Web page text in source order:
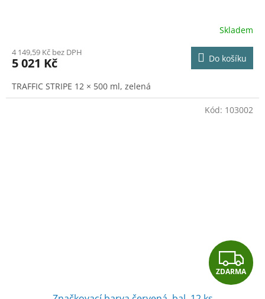
R
M
A
Skladem
4 149,59 Kč bez DPH
5 021 Kč Do košíku
TRAFFIC STRIPE 12 × 500 ml, zelená
Z
D
ZDARMA
Kód: 103002